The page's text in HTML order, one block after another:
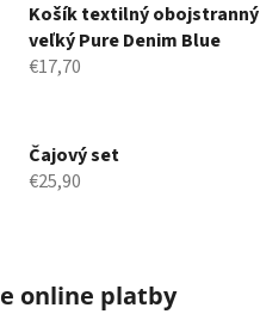
Košík textilný obojstranný
veľký Pure Denim Blue
€17,70
Čajový set
€25,90
online platby